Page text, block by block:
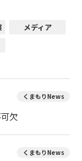
メディア
くまもりNews
欠
くまもりNews